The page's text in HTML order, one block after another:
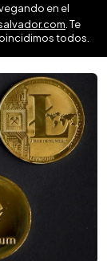
en el
. Te
todos.